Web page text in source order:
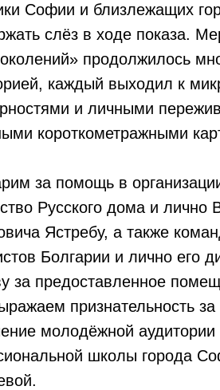
Софии и близлежащих
слёз в ходе показа.
продолжилось
каждый выходил к
и личными
короткометражными
за помощь в
Русского дома и лично
Ястребу, а также
Болгарии и лично его
за предоставленное
признательность за
молодёжной аудитории
школы города